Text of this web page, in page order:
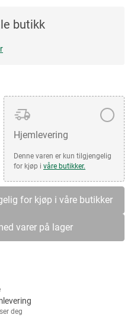
butikk
Hjemlevering
Denne varen er kun tilgjengelig
for kjøp i våre butikker.
for kjøp i våre butikker
varer på lager
deg